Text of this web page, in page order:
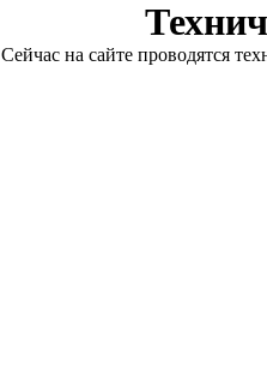
Сейчас на сайте проводятся